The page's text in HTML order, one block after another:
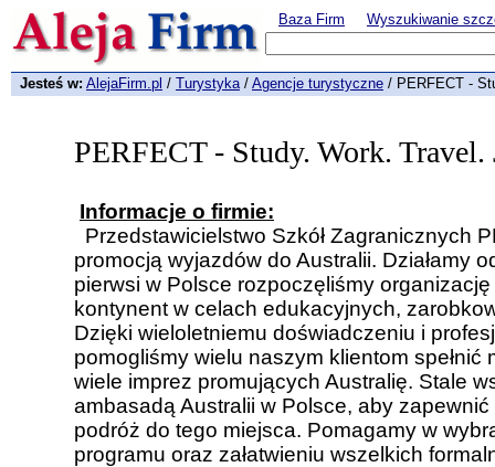
Baza Firm Wyszukiwanie
Jesteś w: AlejaFirm.pl / Turystyka/ Agencje turystyczne / PERFECT -
PERFECT - Study. Work.
Informacje o firmie:
Przedstawicielstwo Szkół Zagranicznych
promocją wyjazdów do Australii. Działamy
pierwsi w Polsce rozpoczęliśmy
kontynent w celach edukacyjnych,
Dzięki wieloletniemu doświadczeniu i
pomogliśmy wielu naszym klientom spełnić
wiele imprez promujących Australię. Stale
ambasadą Australii w Polsce, aby
podróż do tego miejsca. Pomagamy w
programu oraz załatwieniu wszelkich